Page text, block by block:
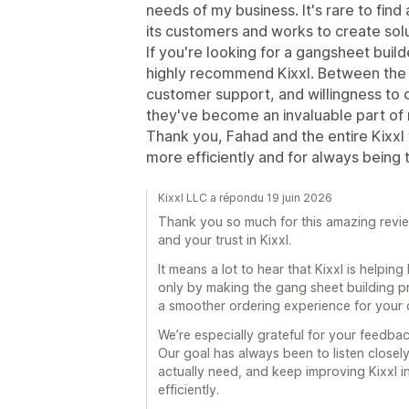
needs of my business. It's rare to
its customers and works to create
If you're looking for a gangsheet
highly recommend Kixxl. Between
customer support, and willingness to
they've become an invaluable part of
Thank you, Fahad and the entire
more efficiently and for always being
Kixxl LLC a répondu 19 juin 2026
Thank you so much for this amazing
and your trust in Kixxl.
It means a lot to hear that Kixxl is
only by making the gang sheet building
a smoother ordering experience for your
We’re especially grateful for your
Our goal has always been to listen
actually need, and keep improving Kixxl
efficiently.